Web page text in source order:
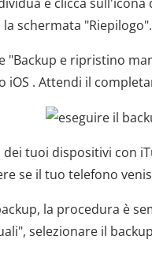
schermata "Riepilogo".
"Backup e ripristino
iOS . Attendi il
dei tuoi dispositivi con
se il tuo telefono
la procedura è
selezionare il